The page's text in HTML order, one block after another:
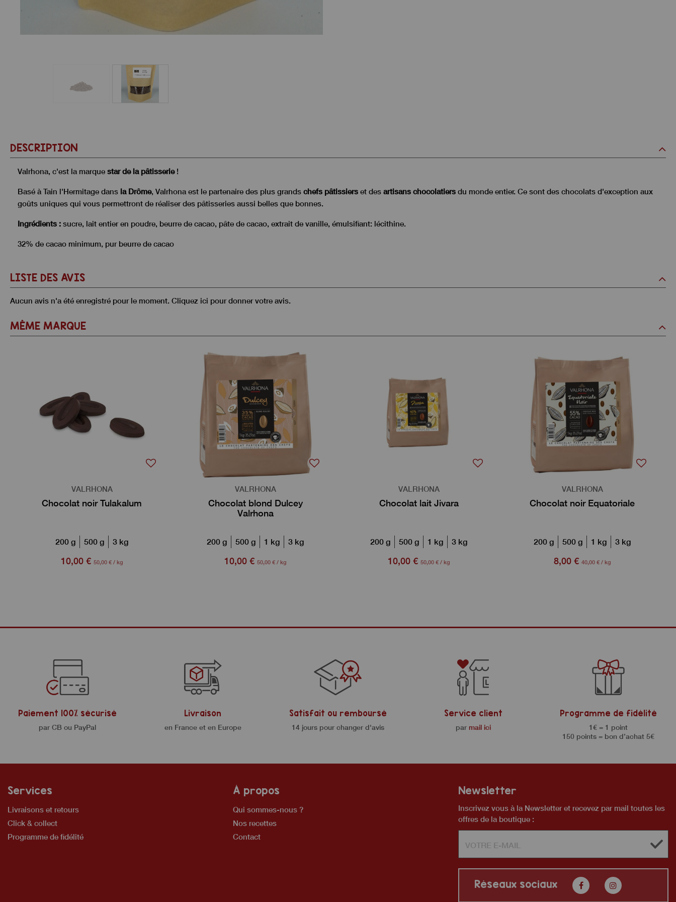
DESCRIPTION
Valrhona, c'est la marque star de la pâtisserie!
Basé à Tain l'Hermitage dans la Drôme, Valrhona est le partenaire des plus grands chefs pâtissiers et des artisans chocolatiers du monde entier. Ce sont des chocolats d'exception aux
goûts uniques qui vous permettront de réaliser des pâtisseries aussi belles que bonnes.
Ingrédients : sucre, lait entier en poudre, beurre de cacao, pâte de cacao, extrait de vanille, émulsifiant: lécithine.
32% de cacao minimum, pur beurre de cacao
LISTE DES AVIS
Aucun avis n'a été enregistré pour le moment. Cliquez ici pour donner votre avis.
MÊME MARQUE
VALRHONA
Chocolat noir Tulakalum
200 g 500 g 3 kg
10,00 € 50,00 € / kg
VALRHONA
Chocolat blond Dulcey
Valrhona
200 g 500 g 1 kg 3 kg
10,00 € 50,00 € / kg
VALRHONA
Chocolat lait Jivara
200 g 500 g 1 kg 3 kg
10,00 € 50,00 € / kg
VALRHONA
Chocolat noir Equatoriale
200 g 500 g 1 kg 3 kg
8,00 € 40,00 € / kg
Paiement 100% sécurisé
par CB ou PayPal
Livraison
en France et en Europe
Satisfait ou remboursé
14 jours pour changer d'avis
Service client
par mail ici
Programme de fidélité
1€ = 1 point
150 points = bon d’achat 5€
Services
Livraisons et retours
Click & collect
Programme de fidélité
À propos
Qui sommes-nous ?
Nos recettes
Contact
Newsletter
Inscrivez vous à la Newsletter et recevez par mail toutes les
offres de la boutique :
Réseaux sociaux